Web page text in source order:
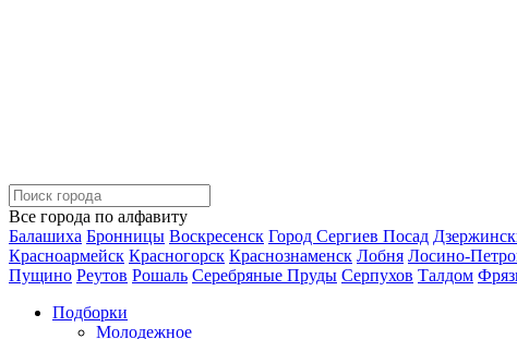
Все города по алфавиту
Балашиха Бронницы Воскресенск Город Сергиев Посад
Красноармейск Красногорск Краснознаменск Лобня Лосино-
Пущино Реутов Рошаль Серебряные Пруды Серпухов Талдом
Подборки
Молодежное